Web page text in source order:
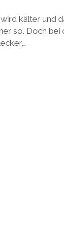
kälter und
so. Doch